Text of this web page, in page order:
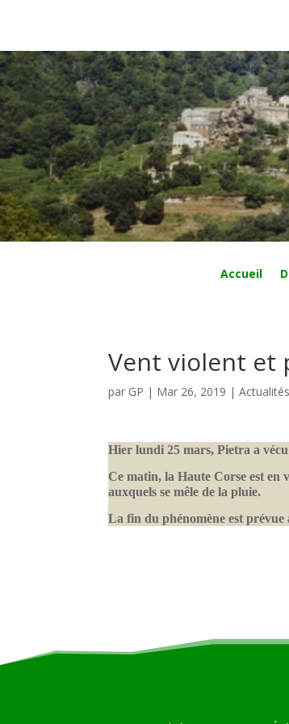
Accueil
Vent violent et
par GP | Mar 26, 2019 |Actualités
Hier lundi 25 mars, Pietra a
Ce matin, la Haute Corse est en
auxquels se mêle de la pluie.
La fin du phénomène est